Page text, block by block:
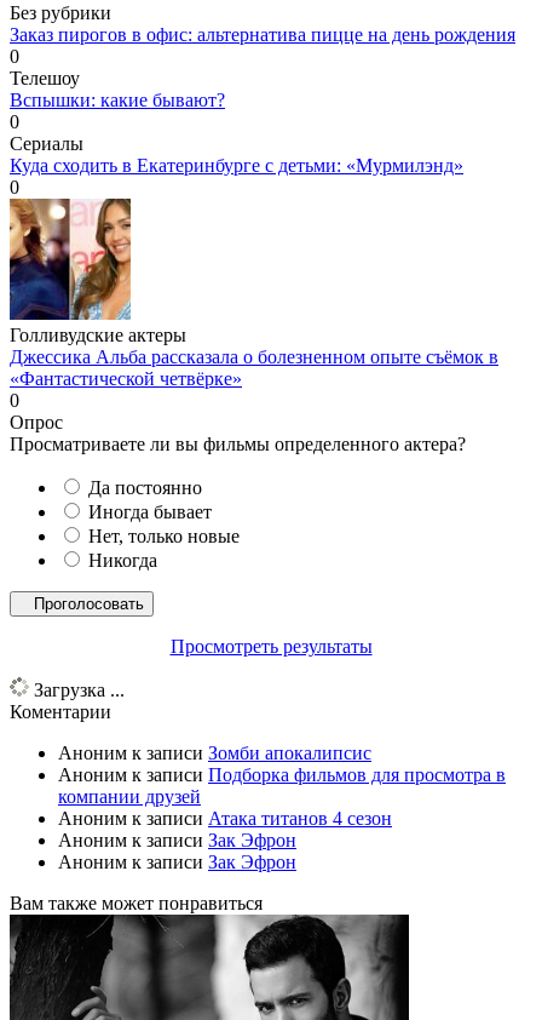
Без рубрики
Заказ пирогов в офис: альтернатива пицце на день рождения
0
Телешоу
Вспышки: какие бывают?
0
Сериалы
Куда сходить в Екатеринбурге с детьми: «Мурмилэнд»
0
Голливудские актеры
Джессика Альба рассказала о болезненном опыте съёмок в
«Фантастической четвёрке»
0
Опрос
Просматриваете ли вы фильмы определенного актера?
Да постоянно
Иногда бывает
Нет, только новые
Никогда
Просмотреть результаты
Загрузка ...
Коментарии
Аноним к записи Зомби апокалипсис
Аноним к записи Подборка фильмов для просмотра в
компании друзей
Аноним к записи Атака титанов 4 сезон
Аноним к записи Зак Эфрон
Аноним к записи Зак Эфрон
Вам также может понравиться